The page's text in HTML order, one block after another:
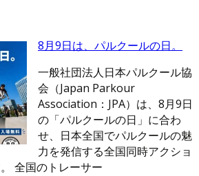
8月9日は、パルクールの日。
一般社団法人日本パルクール協
会（Japan Parkour
Association：JPA）は、8月9日
の「パルクールの日」に合わ
せ、日本全国でパルクールの魅
力を発信する全国同時アクショ
全国のトレーサー